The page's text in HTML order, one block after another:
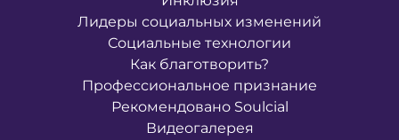
Лидеры социальных изменений
Социальные технологии
Как благотворить?
Профессиональное признание
Рекомендовано Soulcial
Видеогалерея